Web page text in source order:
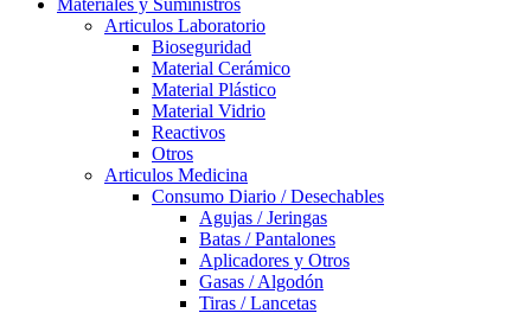
Materiales y Suministros
Articulos Laboratorio
Bioseguridad
Material Cerámico
Material Plástico
Material Vidrio
Reactivos
Otros
Articulos Medicina
Consumo Diario / Desechables
Agujas / Jeringas
Batas / Pantalones
Aplicadores y Otros
Gasas / Algodón
Tiras / Lancetas